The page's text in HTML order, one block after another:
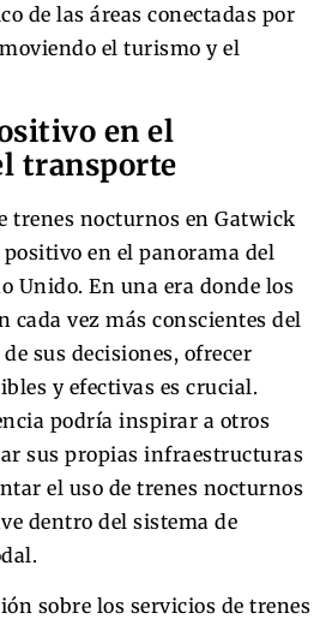
de las áreas conectadas por
el turismo y el
en el
transporte
trenes nocturnos en Gatwick
en el panorama del
Unido. En una era donde los
cada vez más conscientes del
sus decisiones, ofrecer
y efectivas es crucial.
podría inspirar a otros
sus propias infraestructuras
el uso de trenes nocturnos
dentro del sistema de
sobre los servicios de trenes